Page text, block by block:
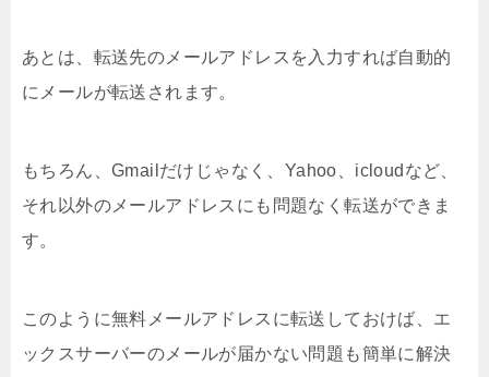
あとは、転送先のメールアドレスを入力すれば自動的
にメールが転送されます。
もちろん、Gmailだけじゃなく、Yahoo、icloudなど、
それ以外のメールアドレスにも問題なく転送ができま
す。
このように無料メールアドレスに転送しておけば、エ
ックスサーバーのメールが届かない問題も簡単に解決